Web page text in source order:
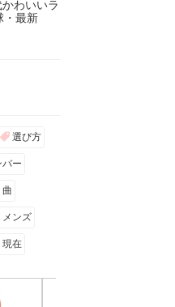
わいいラ
・最新
選び方
バー
曲
メンズ
現在